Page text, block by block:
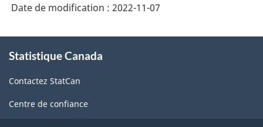
Date de modification : 2022-11-07
propos
ce
site
Statistique Canada
Contactez StatCan
Centre de confiance